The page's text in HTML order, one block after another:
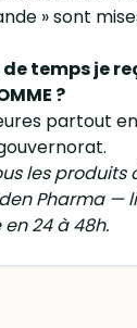
» sont
temps je
?
partout
les
Pharma —
24 à 48h.